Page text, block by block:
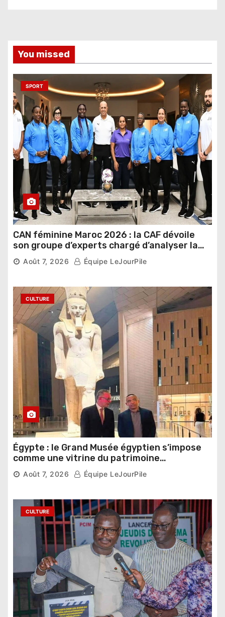
You missed
SPORT
CAN féminine Maroc 2026 : la CAF dévoile
son groupe d’experts chargé d’analyser la
compétition
Août 7, 2026 Équipe LeJourPile
CULTURE
Égypte : le Grand Musée égyptien s’impose
comme une vitrine du patrimoine
pharaonique auprès des dirigeants
étrangers
Août 7, 2026 Équipe LeJourPile
CULTURE